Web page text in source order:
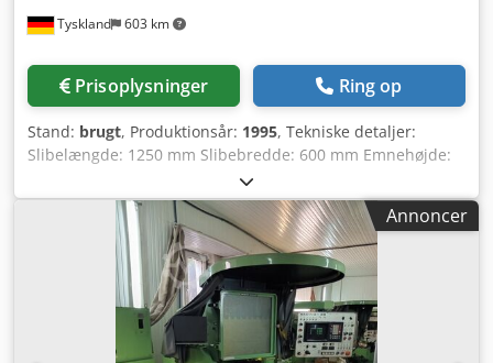
Tyskland 603 km
Prisoplysninger Ring op
Stand: brugt, Produktionsår: 1995, Tekniske detaljer:
Slibelængde: 1250 mm Slibebredde: 600 mm Emnehøjde:
730 mm Bordareal: 1720 x 500 mm Spindelhoved: Afstand
bord – spindelcenter: 900 mm Maks. længdebevægelse: X-
1450 Fremføringsområde: 10 - 20.000 mm/min Lodret
bevægelse: Y-730 mm Dkjdpjx Uzvpofx Ai Isr
Fremføringsområde: 0,2 - 3.000 mm/min Tværbevægelse:
Z-550 mm Fremføringsområde: 5 - 5.000 mm/min Drivkraft:
1500 o/min – 44 kW / 8000 o/min – 38 kW Slibeskivens
omdrejningshastighedsområde: 50-6.000 o/min
Annoncer